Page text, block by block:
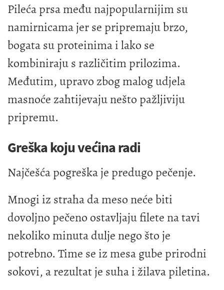
Pileća prsa među najpopularnijim su
namirnicama jer se pripremaju brzo,
bogata su proteinima i lako se
kombiniraju s različitim prilozima.
Međutim, upravo zbog malog udjela
masnoće zahtijevaju nešto pažljiviju
pripremu.
Greška koju većina radi
Najčešća pogreška je predugo pečenje.
Mnogi iz straha da meso neće biti
dovoljno pečeno ostavljaju filete na tavi
nekoliko minuta dulje nego što je
potrebno. Time se iz mesa gube prirodni
sokovi, a rezultat je suha i žilava piletina.